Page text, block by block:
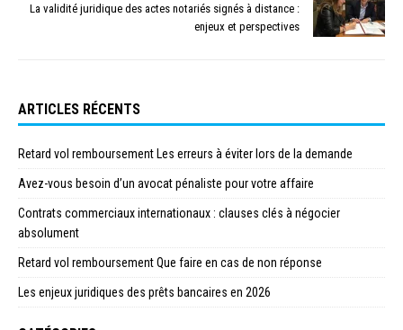
La validité juridique des actes notariés signés à distance :
enjeux et perspectives
ARTICLES RÉCENTS
Retard vol remboursement Les erreurs à éviter lors de la demande
Avez-vous besoin d’un avocat pénaliste pour votre affaire
Contrats commerciaux internationaux : clauses clés à négocier
absolument
Retard vol remboursement Que faire en cas de non réponse
Les enjeux juridiques des prêts bancaires en 2026